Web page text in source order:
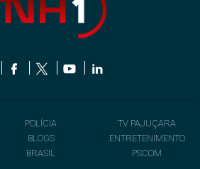
POLÍCIA
BLOGS
BRASIL
TV PAJUÇARA
ENTRETENIMENTO
PSCOM